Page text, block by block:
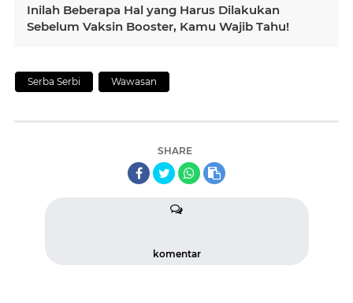
Inilah Beberapa Hal yang Harus Dilakukan
Sebelum Vaksin Booster, Kamu Wajib Tahu!
Serba Serbi Wawasan
SHARE
komentar